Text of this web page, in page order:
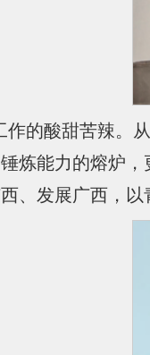
作的酸甜苦辣。
炼能力的熔炉
、发展广西，